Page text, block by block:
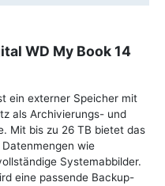
WD My Book 14
ein externer Speicher mit
als Archivierungs- und
Mit bis zu 26 TB bietet das
wie
Systemabbilder.
eine passende Backup-